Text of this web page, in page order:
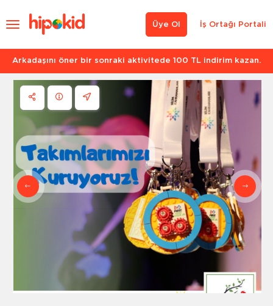
İş Ortağı Portali
Üye Ol
Arkadaşını öner bir sonraki aktivitede 100 TL indirim kazan.